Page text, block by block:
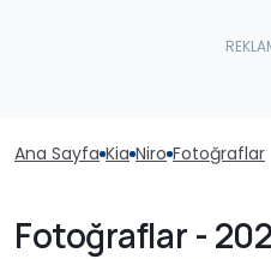
Ana Sayfa Kia Niro Fotoğraflar
Fotoğraflar -